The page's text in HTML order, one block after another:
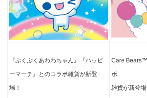
『ぷくぷくあわわちゃん』『ハッピ
ーマーチ』
とのコラボ雑貨が新登
場！
Care
ボ
雑貨が新登場